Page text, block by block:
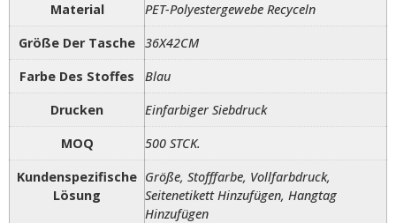
Material
PET-Polyestergewebe Recyceln
Größe Der Tasche 36X42CM
Farbe Des Stoffes
Blau
Drucken
Einfarbiger Siebdruck
MOQ
500 STCK.
Kundenspezifische
Lösung
Größe, Stofffarbe, Vollfarbdruck,
Seitenetikett Hinzufügen, Hangtag
Hinzufügen